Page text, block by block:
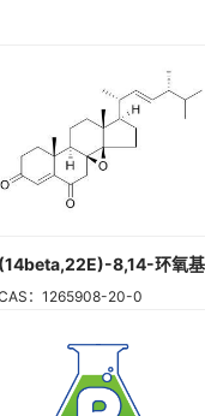
：1265908-20-0